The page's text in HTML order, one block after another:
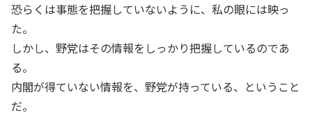
恐らくは事態を把握していないように、私の眼には映っ
た。
しかし、野党はその情報をしっかり把握しているのであ
る。
内閣が得ていない情報を、野党が持っている、ということ
だ。